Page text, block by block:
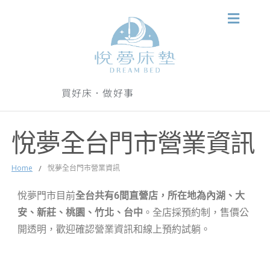
買好床．做好事
悅夢全台門市營業資訊
Home / 悅夢全台門市營業資訊
悅夢門市目前全台共有6間直營店，所在地為內湖、大
安、新莊、桃園、竹北、台中 。全店採預約制，售價公
開透明，歡迎確認營業資訊和線上預約試躺。